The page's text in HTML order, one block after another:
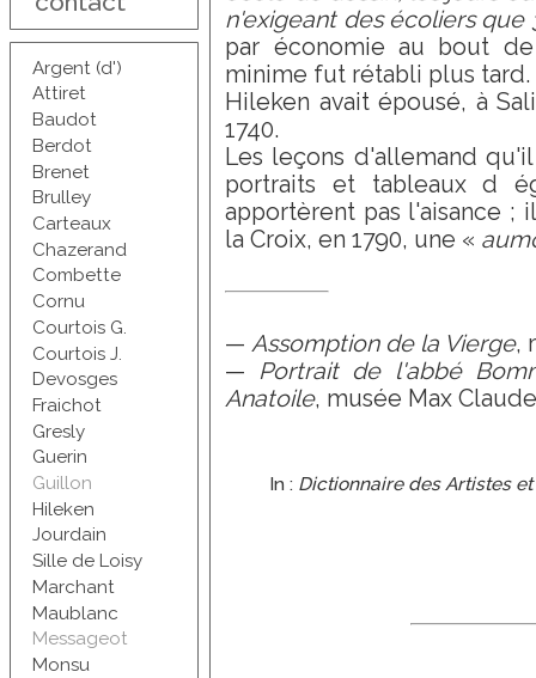
Argent (d')
Attiret
Baudot
Berdot
Brenet
Brulley
Carteaux
Chazerand
Combette
Cornu
Courtois G.
Courtois J.
Devosges
Fraichot
Gresly
Guerin
Guillon
Hileken
Jourdain
Sille de Loisy
Marchant
Maublanc
Messageot
Monsu
n'exigeant des écoliers que
par économie au bout
minime fut rétabli plus tard.
Hileken avait épousé, à
1740.
Les leçons d'allemand
portraits et tableaux d
apportèrent pas l'aisance
la Croix, en 1790, une «
—Assomption de la Vierge,
— Portrait de l'abbé
Anatoile, musée Max
In : Dictionnaire des Artistes